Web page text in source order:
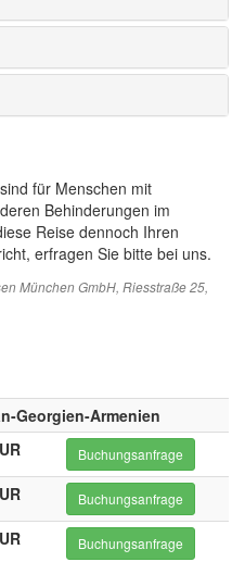
für Menschen mit
Behinderungen im
Reise dennoch Ihren
erfragen Sie bitte bei uns.
München GmbH, Riesstraße 25,
Georgien-Armenien
Buchungsanfrage
Buchungsanfrage
Buchungsanfrage